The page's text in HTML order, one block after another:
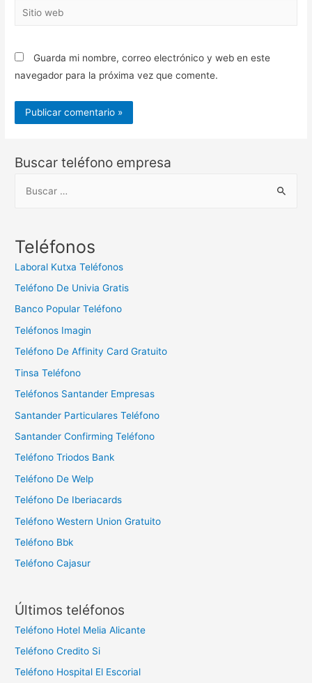
Sitio
Guarda mi nombre, correo electrónico y web en este
navegador para la próxima vez que comente.
Buscar teléfono empresa
c
:
Teléfonos
Laboral Kutxa Teléfonos
Teléfono De Univia Gratis
Banco Popular Teléfono
Teléfonos Imagin
Teléfono De Affinity Card Gratuito
Tinsa Teléfono
Teléfonos Santander Empresas
Santander Particulares Teléfono
Santander Confirming Teléfono
Teléfono Triodos Bank
Teléfono De Welp
Teléfono De Iberiacards
Teléfono Western Union Gratuito
Teléfono Bbk
Teléfono Cajasur
Últimos teléfonos
Teléfono Hotel Melia Alicante
Teléfono Credito Si
Teléfono Hospital El Escorial